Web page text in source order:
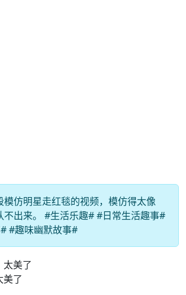
模仿明星走红毯的视频，模仿得太像
不出来。 #生活乐趣# #日常生活趣事#
#趣味幽默故事#
美了